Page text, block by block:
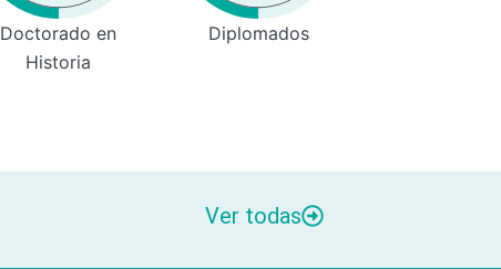
Doctorado en
Historia
Diplomados
Ver todas